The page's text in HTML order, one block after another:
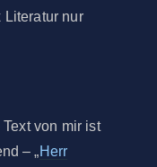
Literatur nur
von mir ist
– „Herr